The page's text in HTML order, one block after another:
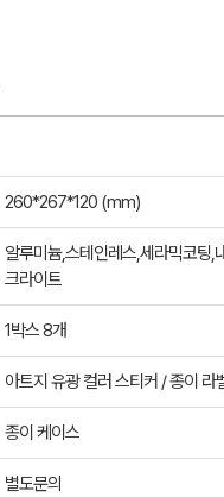
260*267*120 (mm)
알루미늄,스테인레스,세라믹코팅,
크라이트
1박스 8개
아트지 유광 컬러 스티커 / 종이 라
종이 케이스
별도문의